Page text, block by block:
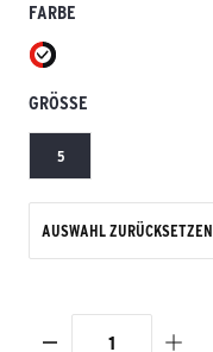
FARBE
GRÖSSE
5
AUSWAHL ZURÜCKSETZEN